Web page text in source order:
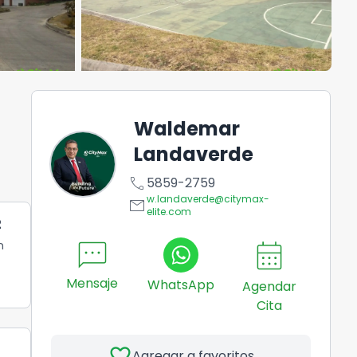
Waldemar
Landaverde
call 5859-2759
emailw.landaverde@citymax-
elite.com
sms
Mensaje WhatsApp
calendar_month
Agendar
Cita